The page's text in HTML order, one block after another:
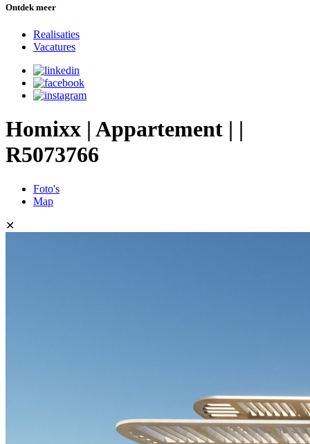
Ontdek meer
Realisaties
Vacatures
Homixx | Appartement | |
R5073766
Foto's
Map
✕